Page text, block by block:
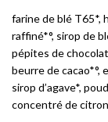
farine de blé T65*,
raffiné*°, sirop de
pépites de
beurre de cacao*°,
sirop d’agave*,
concentré de